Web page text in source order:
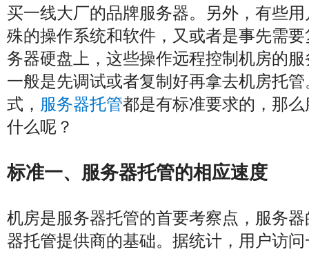
买一线大厂的品牌服务器。另外，有些
殊的操作系统和软件，又或者是事先需
务器硬盘上，这些操作远程控制机房的
一般是先调试或者复制好再拿去机房托
式， 服务器托管都是有标准要求的，那
什么呢？
标准一、服务器托管的相应速度
机房是服务器托管的首要考察点，服务
器托管提供商的基础。据统计，用户访